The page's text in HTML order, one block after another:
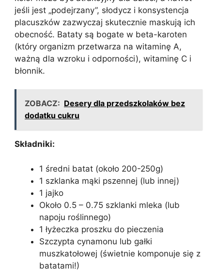
jeśli jest „podejrzany”, słodycz i konsystencja
placuszków zazwyczaj skutecznie maskują ich
obecność. Bataty są bogate w beta-karoten
(który organizm przetwarza na witaminę A,
ważną dla wzroku i odporności), witaminę C i
błonnik.
ZOBACZ: Desery dla przedszkolaków bez
dodatku cukru
Składniki:
1 średni batat (około 200-250g)
1 szklanka mąki pszennej (lub innej)
1 jajko
Około 0.5 – 0.75 szklanki mleka (lub
napoju roślinnego)
1 łyżeczka proszku do pieczenia
Szczypta cynamonu lub gałki
muszkatołowej (świetnie komponuje się z
batatami!)